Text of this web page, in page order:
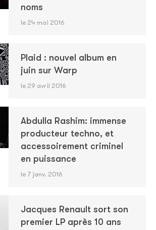
noms
le 24 mai 2016
Plaid : nouvel album en
juin sur Warp
le 29 avril 2016
Abdulla Rashim: immense
producteur techno, et
accessoirement criminel
en puissance
le 7 janv. 2016
Jacques Renault sort son
premier LP après 10 ans